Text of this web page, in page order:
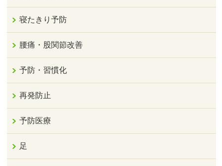
寝たきり予防
腰痛・股関節改善
予防・習慣化
再発防止
予防医療
足